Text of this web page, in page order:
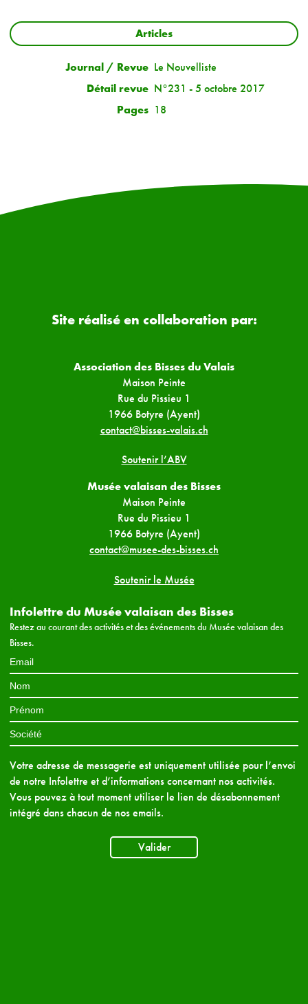
Articles
Journal / Revue Le Nouvelliste
Détail revue N°231 - 5 octobre 2017
Pages 18
Site réalisé en collaboration par:
Association des Bisses du Valais
Maison Peinte
Rue du Pissieu 1
1966 Botyre (Ayent)
contact@bisses-valais.ch
Soutenir l’ABV
Musée valaisan des Bisses
Maison Peinte
Rue du Pissieu 1
1966 Botyre (Ayent)
contact@musee-des-bisses.ch
Soutenir le Musée
Infolettre du Musée valaisan des Bisses
Restez au courant des activités et des événements du Musée valaisan des
Bisses.
Votre adresse de messagerie est uniquement utilisée pour l’envoi
de notre Infolettre et d’informations concernant nos activités.
Vous pouvez à tout moment utiliser le lien de désabonnement
intégré dans chacun de nos emails.